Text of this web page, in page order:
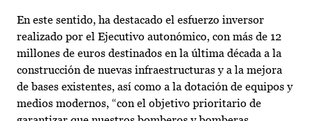
En este sentido, ha destacado el esfuerzo inversor
realizado por el Ejecutivo autonómico, con más de 12
millones de euros destinados en la última década a la
construcción de nuevas infraestructuras y a la mejora
de bases existentes, así como a la dotación de equipos y
medios modernos, “con el objetivo prioritario de